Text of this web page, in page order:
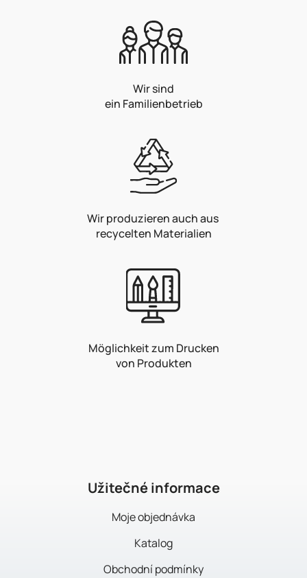
Wir sind
ein Familienbetrieb
Wir produzieren auch aus
recycelten Materialien
Möglichkeit zum Drucken
von Produkten
Užitečné informace
Moje objednávka
Katalog
Obchodní podmínky